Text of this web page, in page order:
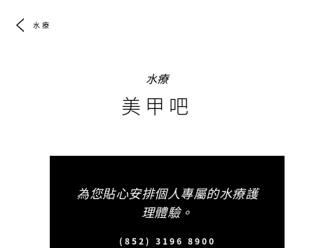
水療
水療
美甲吧
為您貼心安排個人專屬的水療護
理體驗。
(852) 3196 8900